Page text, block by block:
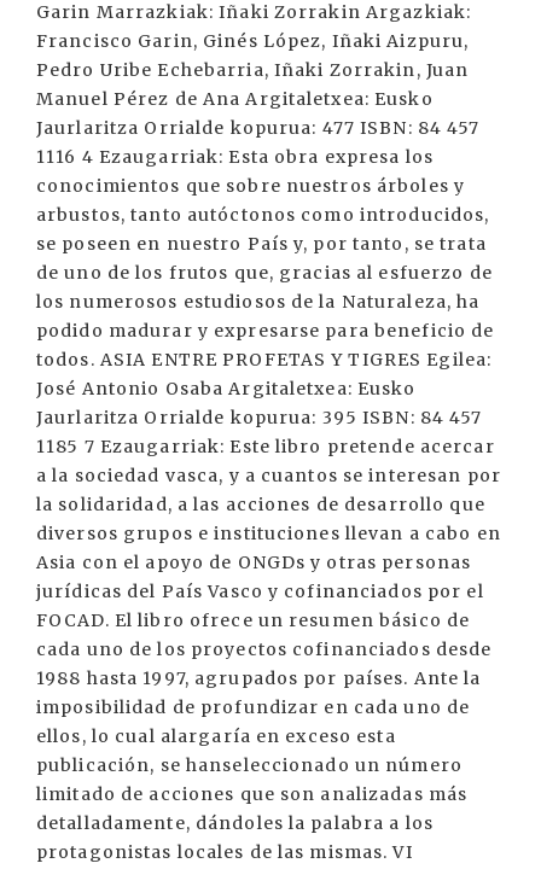
Garin Marrazkiak: Iñaki Zorrakin Argazkiak:
Francisco Garin, Ginés López, Iñaki Aizpuru,
Pedro Uribe Echebarria, Iñaki Zorrakin, Juan
Manuel Pérez de Ana Argitaletxea: Eusko
Jaurlaritza Orrialde kopurua: 477 ISBN: 84 457
1116 4 Ezaugarriak: Esta obra expresa los
conocimientos que sobre nuestros árboles y
arbustos, tanto autóctonos como introducidos,
se poseen en nuestro País y, por tanto, se trata
de uno de los frutos que, gracias al esfuerzo de
los numerosos estudiosos de la Naturaleza, ha
podido madurar y expresarse para beneficio de
todos. ASIA ENTRE PROFETAS Y TIGRES Egilea:
José Antonio Osaba Argitaletxea: Eusko
Jaurlaritza Orrialde kopurua: 395 ISBN: 84 457
1185 7 Ezaugarriak: Este libro pretende acercar
a la sociedad vasca, y a cuantos se interesan por
la solidaridad, a las acciones de desarrollo que
diversos grupos e instituciones llevan a cabo en
Asia con el apoyo de ONGDs y otras personas
jurídicas del País Vasco y cofinanciados por el
FOCAD. El libro ofrece un resumen básico de
cada uno de los proyectos cofinanciados desde
1988 hasta 1997, agrupados por países. Ante la
imposibilidad de profundizar en cada uno de
ellos, lo cual alargaría en exceso esta
publicación, se hanseleccionado un número
limitado de acciones que son analizadas más
detalladamente, dándoles la palabra a los
protagonistas locales de las mismas. VI